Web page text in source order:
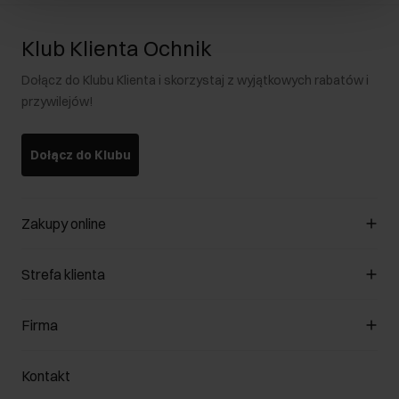
Klub Klienta Ochnik
Dołącz do Klubu Klienta i skorzystaj z wyjątkowych rabatów i
przywilejów!
Dołącz do Klubu
Zakupy online
Zarządzaj cookies
Formy płatności
Jak dokonać zwrotu?
Strefa klienta
Klub Klienta
Zwróć produkty
Firma
O nas
Kontakt